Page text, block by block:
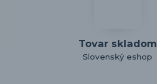
Tovar skladom
Slovenský eshop